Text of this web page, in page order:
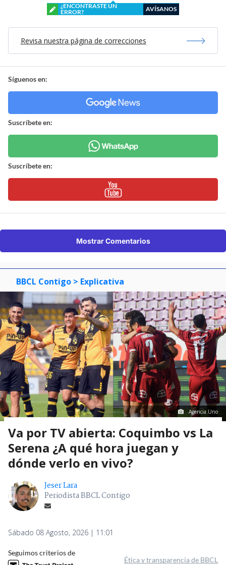
¿ENCONTRASTE UN
ERROR?
AVÍSANOS
Revisa nuestra página de correcciones
Síguenos en:
Suscríbete en:
Suscríbete en:
Mostrar Comentarios
BBCL Contigo > Explicativa
Agencia Uno
Va por TV abierta: Coquimbo vs La
Serena ¿A qué hora juegan y
dónde verlo en vivo?
Jeser Lara
Periodista BBCL Contigo
Sábado 08 Agosto, 2026 | 11:01
Seguimos criterios de
Ética y transparencia de BBCL